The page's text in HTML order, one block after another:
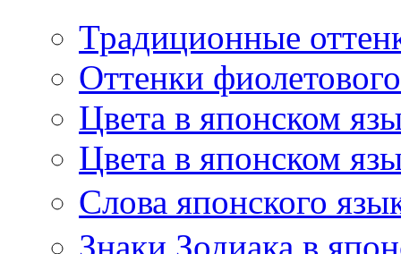
Традиционные
Оттенки
Цвета в японском
Цвета в японском
Слова японского